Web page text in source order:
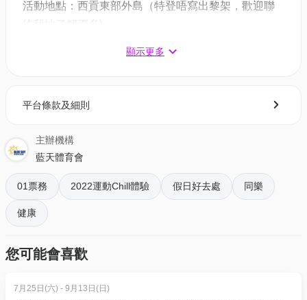
活動地點：西貢東部外島（特登唔寫出黎架，歡迎聯
絡我地了解更多)
4人$5,120 (原價$6,400)
費用包括：快艇接送、營具、晚餐食材及爐具、簡單
早餐、導師、安全器材、獨木舟裝備
日期：兩日一夜（星期六日)
可選擇日子
12月11 -12日、
1月8-9日、
顯示更多
平台條款及細則
主辦機構
藍天體育會
01票務 2022運動Chill體驗 假日好去處 同樂
健康
您可能會喜歡
7月25日(六) - 9月13日(日)